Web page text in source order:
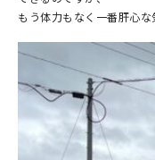
もう体力もなく一番肝心な